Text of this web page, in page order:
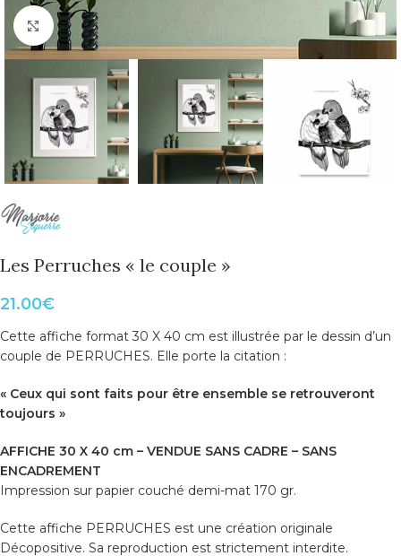
Cliquer pour agrandir
Les Perruches « le couple »
21.00€
Cette affiche format 30 X 40 cm est illustrée par le dessin d’un
couple de PERRUCHES. Elle porte la citation :
« Ceux qui sont faits pour être ensemble se retrouveront
toujours »
AFFICHE 30 X 40 cm – VENDUE SANS CADRE – SANS
ENCADREMENT
Impression sur papier couché demi-mat 170 gr.
Cette affiche PERRUCHES est une création originale
Décopositive. Sa reproduction est strictement interdite.